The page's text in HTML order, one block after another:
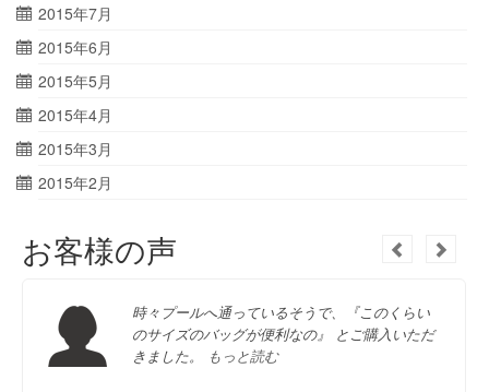
2015年7月
2015年6月
2015年5月
2015年4月
2015年3月
2015年2月
お客様の声
時々プールへ通っているそうで、『このくらい
のサイズのバッグが便利なの』 とご購入いただ
きました。
もっと読む